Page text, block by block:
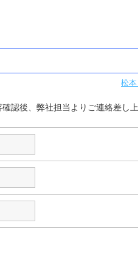
松
認後、弊社担当よりご連絡差し上